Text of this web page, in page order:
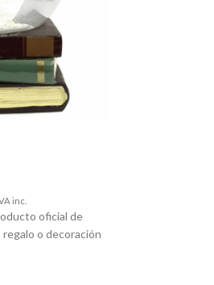
inc.
oficial de
o decoración